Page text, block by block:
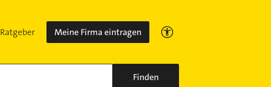
Ratgeber Meine Firma eintragen
Finden